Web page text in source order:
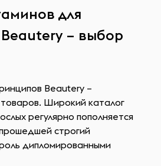
для
– выбор
Beautery –
Широкий каталог
регулярно пополняется
строгий
дипломированными